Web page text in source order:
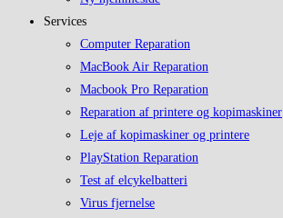
Services
Computer Reparation
MacBook Air Reparation
Macbook Pro Reparation
Reparation af printere og kopimaskiner
Leje af kopimaskiner og printere
PlayStation Reparation
Test af elcykelbatteri
Virus fjernelse